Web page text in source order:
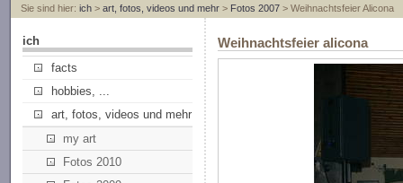
Sie sind hier: ich> art, fotos, videos und mehr> Fotos 2007> Weihnachtsfeier Alicona
ich
facts
hobbies, ...
art, fotos, videos und mehr
my art
Fotos 2010
Weihnachtsfeier alicona